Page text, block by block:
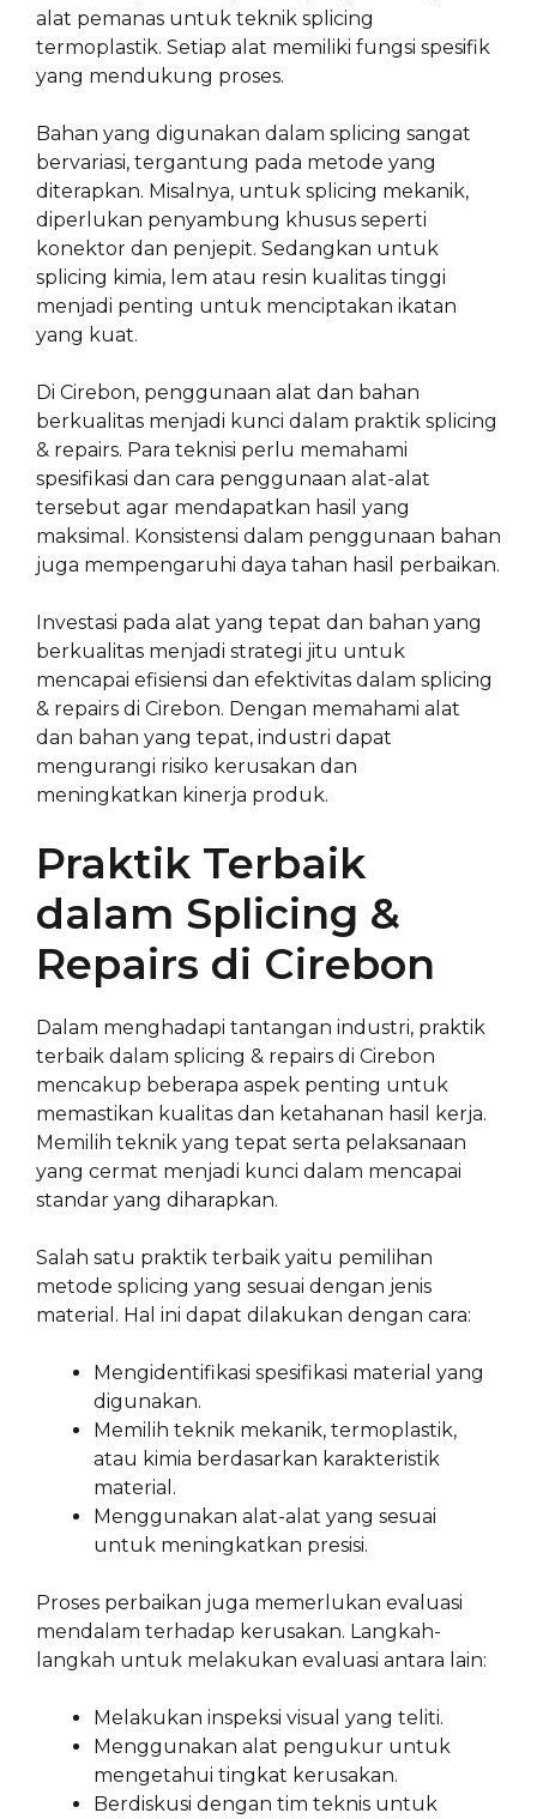
alat pemanas untuk teknik splicing
termoplastik. Setiap alat memiliki fungsi spesifik
yang mendukung proses.
Bahan yang digunakan dalam splicing sangat
bervariasi, tergantung pada metode yang
diterapkan. Misalnya, untuk splicing mekanik,
diperlukan penyambung khusus seperti
konektor dan penjepit. Sedangkan untuk
splicing kimia, lem atau resin kualitas tinggi
menjadi penting untuk menciptakan ikatan
yang kuat.
Di Cirebon, penggunaan alat dan bahan
berkualitas menjadi kunci dalam praktik splicing
& repairs. Para teknisi perlu memahami
spesifikasi dan cara penggunaan alat-alat
tersebut agar mendapatkan hasil yang
maksimal. Konsistensi dalam penggunaan bahan
juga mempengaruhi daya tahan hasil perbaikan.
Investasi pada alat yang tepat dan bahan yang
berkualitas menjadi strategi jitu untuk
mencapai efisiensi dan efektivitas dalam splicing
& repairs di Cirebon. Dengan memahami alat
dan bahan yang tepat, industri dapat
mengurangi risiko kerusakan dan
meningkatkan kinerja produk.
Praktik Terbaik
dalam Splicing &
Repairs di Cirebon
Dalam menghadapi tantangan industri, praktik
terbaik dalam splicing & repairs di Cirebon
mencakup beberapa aspek penting untuk
memastikan kualitas dan ketahanan hasil kerja.
Memilih teknik yang tepat serta pelaksanaan
yang cermat menjadi kunci dalam mencapai
standar yang diharapkan.
Salah satu praktik terbaik yaitu pemilihan
metode splicing yang sesuai dengan jenis
material. Hal ini dapat dilakukan dengan cara:
Mengidentifikasi spesifikasi material yang
digunakan.
Memilih teknik mekanik, termoplastik,
atau kimia berdasarkan karakteristik
material.
Menggunakan alat-alat yang sesuai
untuk meningkatkan presisi.
Proses perbaikan juga memerlukan evaluasi
mendalam terhadap kerusakan. Langkah-
langkah untuk melakukan evaluasi antara lain:
Melakukan inspeksi visual yang teliti.
Menggunakan alat pengukur untuk
mengetahui tingkat kerusakan.
Berdiskusi dengan tim teknis untuk